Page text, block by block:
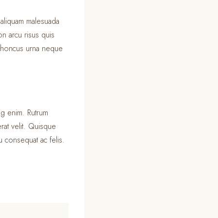
malesuada
arcu risus quis
urna neque
enim. Rutrum
velit. Quisque
consequat ac felis.